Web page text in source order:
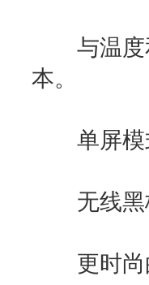
与温度和
本。
单屏模
无线黑
更时尚